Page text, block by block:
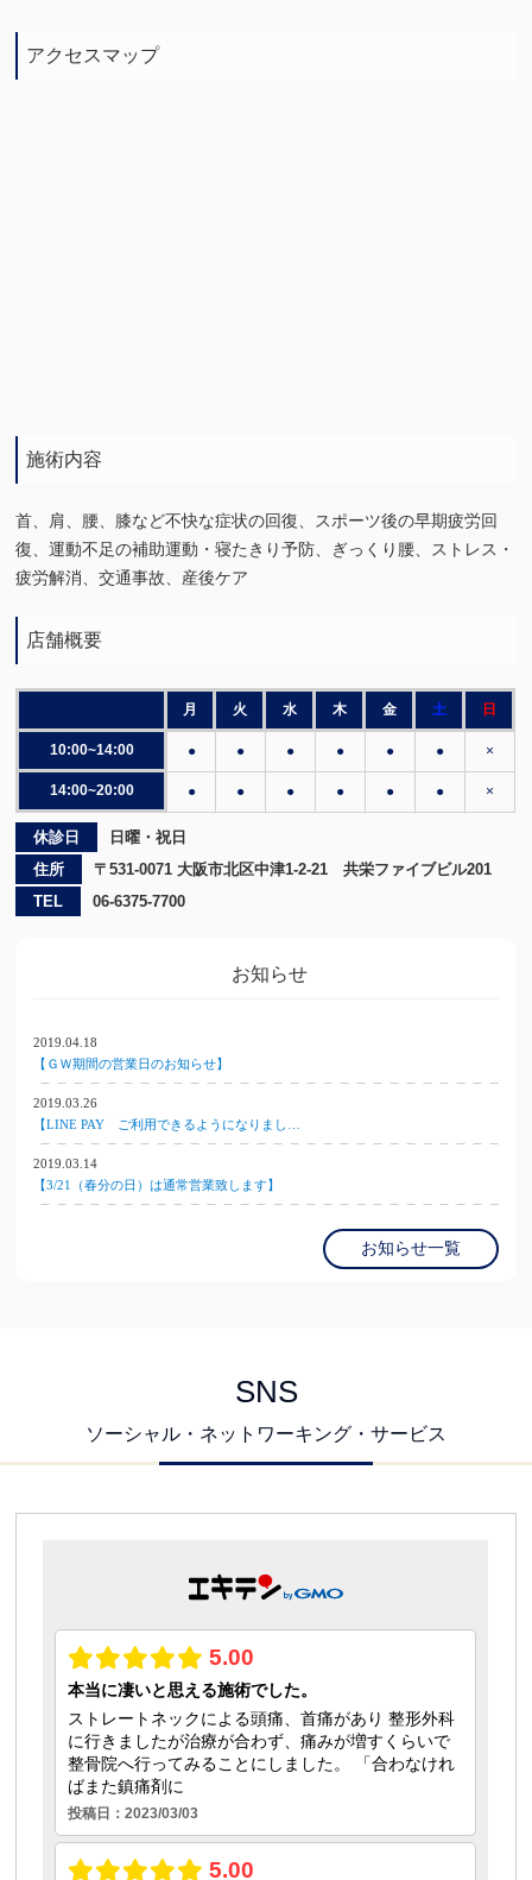
アクセスマップ
施術内容
首、肩、腰、膝など不快な症状の回復、スポーツ後の早期疲労回
復、運動不足の補助運動・寝たきり予防、ぎっくり腰、ストレス・
疲労解消、交通事故、産後ケア
店舗概要
月 火 水 木 金 土 日
10:00~14:00 ● ● ● ● ● ● ×
14:00~20:00 ● ● ● ● ● ● ×
休診日
日曜・祝日
住所
〒531-0071 大阪市北区中津1-2-21 共栄ファイブビル201
TEL
06-6375-7700
お知らせ
2019.04.18
【ＧＷ期間の営業日のお知らせ】
2019.03.26
【LINE PAY ご利用できるようになりまし…
2019.03.14
【3/21（春分の日）は通常営業致します】
お知らせ一覧
SNS
ソーシャル・ネットワーキング・サービス